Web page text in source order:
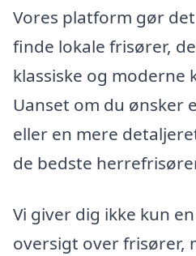
Vores platform gør
finde lokale frisører,
klassiske og
Uanset om du ønsker
eller en mere
de bedste
Vi giver dig ikke kun
oversigt over frisører,